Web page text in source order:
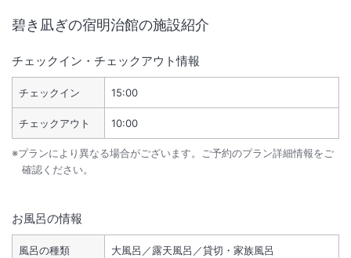
碧き凪ぎの宿明治館の施設紹介
チェックイン・チェックアウト情報
チェックイン 15:00
チェックアウト 10:00
※プランにより異なる場合がございます。ご予約のプラン詳細情報をご
確認ください。
お風呂の情報
風呂の種類 大風呂／露天風呂／貸切・家族風呂